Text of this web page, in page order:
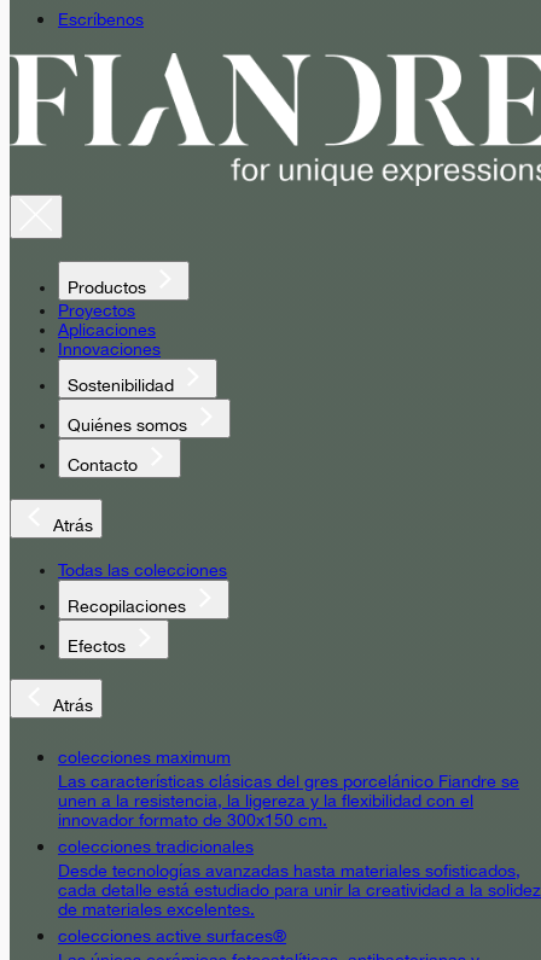
Escríbenos
Productos
Proyectos
Aplicaciones
Innovaciones
Sostenibilidad
Quiénes somos
Contacto
Atrás
Todas las colecciones
Recopilaciones
Efectos
Atrás
colecciones maximum
Las características clásicas del gres porcelánico Fiandre se
unen a la resistencia, la ligereza y la flexibilidad con el
innovador formato de 300x150 cm.
colecciones tradicionales
Desde tecnologías avanzadas hasta materiales sofisticados,
cada detalle está estudiado para unir la creatividad a la solidez
de materiales excelentes.
colecciones active surfaces®